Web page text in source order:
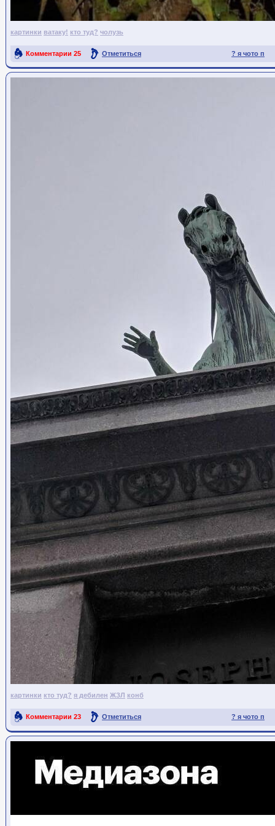
картинки ватаку! кто туд? чолузь
? я чото п
Комментарии 25 Отметиться
Ссылка на пост
картинки кто туд? я дебилен ЖЗЛ конб
? я чото п
Комментарии 23 Отметиться
Ссылка на пост